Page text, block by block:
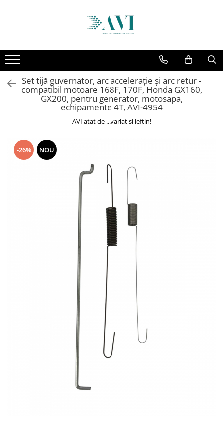
Casa
Accesorii uscatoare rufe
Aparate electrocasnice & accesorii
Aparate si accesorii intretinere
Accesorii pentru ochelari si lentile
Perii de par si piepteni
Unghiere si clesti manichiura &
Coloane de dus si seturi de dus
Oglinzi si mobilier baie
Baterii sanitare bucatarie
Cantare de bucatarie
Curatatoare legume si fructe
Cutite si seturi de cutite
Masini de tocat si macinat
Polonice, linguri si clesti de
Prese si storcatoare manuale
Set tijă guvernator, arc accelerație și arc retur -
compatibil motoare 168F, 170F, Honda GX160,
GX200, pentru generator, motosapa,
echipamente 4T, AVI-4954
AVI atat de ...variat si ieftin!
-26% NOU